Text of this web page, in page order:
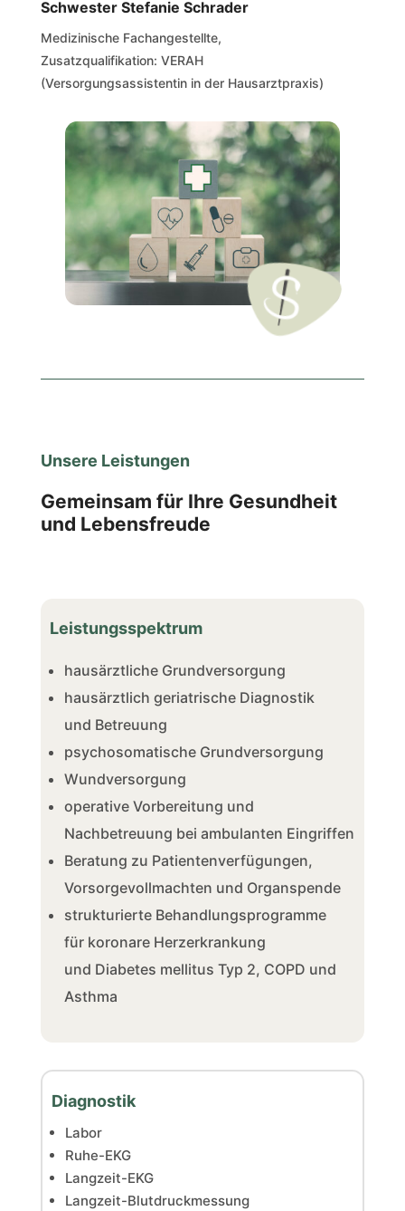
Schwester Stefanie Schrader
Medizinische Fachangestellte,
Zusatzqualifikation: VERAH
(Versorgungsassistentin in der Hausarztpraxis)
Unsere Leistungen
Gemeinsam für Ihre Gesundheit
und Lebensfreude
Leistungsspektrum
hausärztliche Grundversorgung
hausärztlich geriatrische Diagnostik
und Betreuung
psychosomatische Grundversorgung
Wundversorgung
operative Vorbereitung und
Nachbetreuung bei ambulanten Eingriffen
Beratung zu Patientenverfügungen,
Vorsorgevollmachten und Organspende
strukturierte Behandlungsprogramme
für koronare Herzerkrankung
und Diabetes mellitus Typ 2, COPD und
Asthma
Diagnostik
Labor
Ruhe-EKG
Langzeit-EKG
Langzeit-Blutdruckmessung